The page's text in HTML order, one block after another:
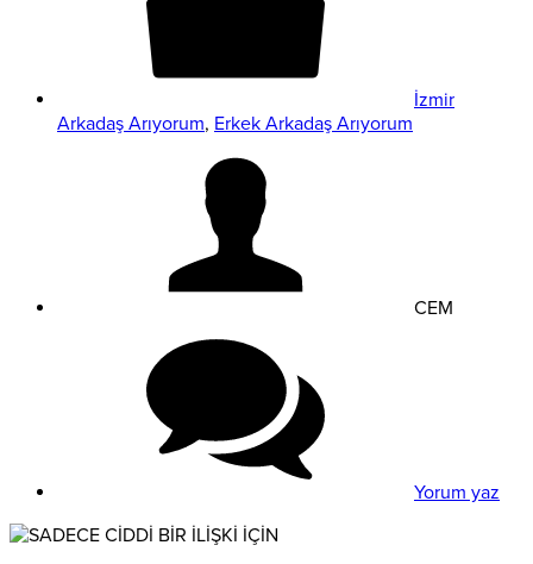
İzmir
Arkadaş Arıyorum, Erkek Arkadaş Arıyorum
CEM
Yorum yaz